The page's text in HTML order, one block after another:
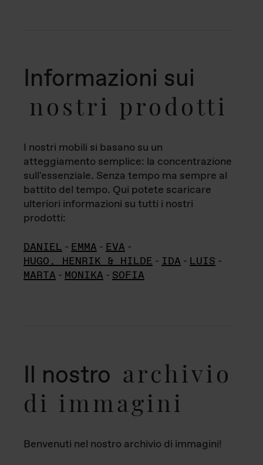
Informazioni sui
nostri prodotti
I nostri mobili si basano su un
atteggiamento semplice: la concentrazione
sull'essenziale. Senza tempo ma sempre al
battito del tempo. Qui potete scaricare
ulteriori informazioni su tutti i nostri
prodotti:
DANIEL - EMMA - EVA -
HUGO, HENRIK & HILDE - IDA - LUIS -
MARTA - MONIKA - SOFIA
Il nostro archivio
di immagini
Benvenuti nel nostro archivio di immagini!